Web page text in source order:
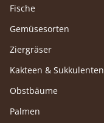
Fische
Gemüsesorten
Ziergräser
Kakteen & Sukkulenten
Obstbäume
Palmen